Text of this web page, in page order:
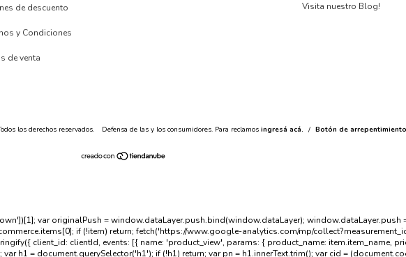
de descuento
y Condiciones
de venta
Visita nuestro Blog!
los derechos reservados. Defensa de las y los consumidores. Para reclamos ingresá acá. / Botón de arrepentimiento
var originalPush = window.dataLayer.push.bind(window.dataLayer);
if (!item) return; fetch('https://www.google-analytics.com/mp/
client_id: clientId, events: [{ name: 'product_view', params: { product_name: item.item_name,
h1 = document.querySelector('h1'); if (!h1) return; var pn = h1.innerText.trim(); var cid =